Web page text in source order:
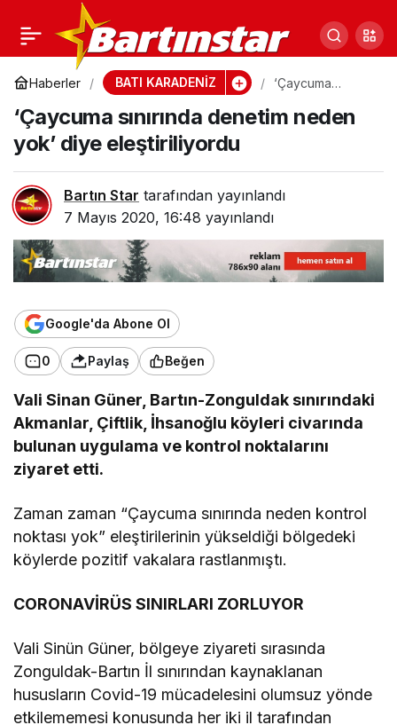
Haberler BATI KARADENİZ
‘Çaycuma
neden yok’ diye
eleştiriliyordu
‘Çaycuma sınırında denetim neden
yok’ diye eleştiriliyordu
Bartın Star tarafından yayınlandı
7 Mayıs 2020, 16:48 yayınlandı
Google'da Abone Ol
0 Paylaş Beğen
Vali Sinan Güner, Bartın-Zonguldak sınırındaki
Akmanlar, Çiftlik, İhsanoğlu köyleri civarında
bulunan uygulama ve kontrol noktalarını
ziyaret etti.
Zaman zaman “Çaycuma sınırında neden kontrol
noktası yok” eleştirilerinin yükseldiği bölgedeki
köylerde pozitif vakalara rastlanmıştı.
CORONAVİRÜS SINIRLARI ZORLUYOR
Vali Sinün Güner, bölgeye ziyareti sırasında
Zonguldak-Bartın İl sınırından kaynaklanan
hususların Covid-19 mücadelesini olumsuz yönde
etkilememesi konusunda her iki il tarafından
Fransa’dan gelen 319
gurbetçi evlerine
uğurlandı
0 Paylaş